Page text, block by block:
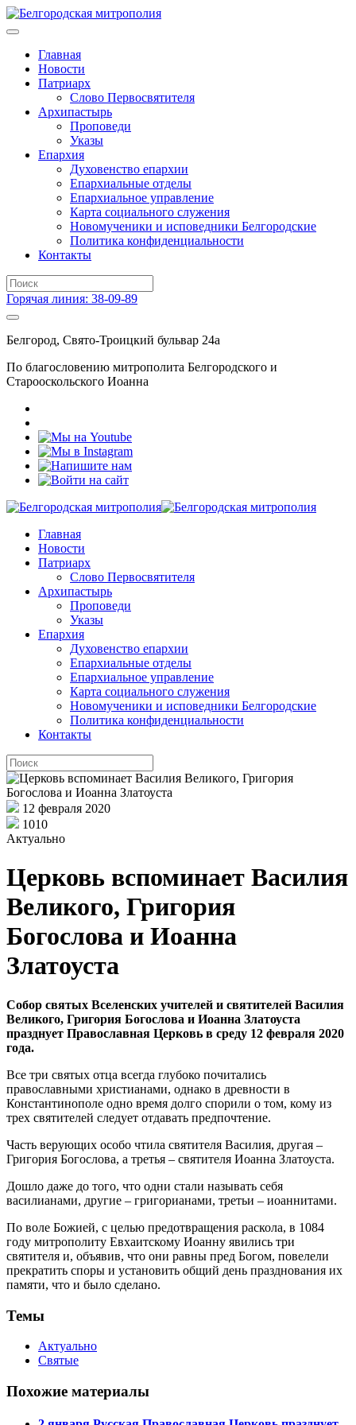
Главная
Новости
Патриарх
Слово Первосвятителя
Архипастырь
Проповеди
Указы
Епархия
Духовенство епархии
Епархиальные отделы
Епархиальное управление
Карта социального служения
Новомученики и исповедники Белгородские
Политика конфиденциальности
Контакты
Горячая линия: 38-09-89
Белгород, Свято-Троицкий бульвар 24а
По благословению митрополита Белгородского и
Старооскольского Иоанна
Главная
Новости
Патриарх
Слово Первосвятителя
Архипастырь
Проповеди
Указы
Епархия
Духовенство епархии
Епархиальные отделы
Епархиальное управление
Карта социального служения
Новомученики и исповедники Белгородские
Политика конфиденциальности
Контакты
12 февраля 2020
1010
Актуально
Церковь вспоминает Василия
Великого, Григория
Богослова и Иоанна
Златоуста
Собор святых Вселенских учителей и святителей Василия
Великого, Григория Богослова и Иоанна Златоуста
празднует Православная Церковь в среду 12 февраля 2020
года.
Все три святых отца всегда глубоко почитались
православными христианами, однако в древности в
Константинополе одно время долго спорили о том, кому из
трех святителей следует отдавать предпочтение.
Часть верующих особо чтила святителя Василия, другая –
Григория Богослова, а третья – святителя Иоанна Златоуста.
Дошло даже до того, что одни стали называть себя
василианами, другие – григорианами, третьи – иоаннитами.
По воле Божией, с целью предотвращения раскола, в 1084
году митрополиту Евхаитскому Иоанну явились три
святителя и, объявив, что они равны пред Богом, повелели
прекратить споры и установить общий день празднования их
памяти, что и было сделано.
Темы
Актуально
Святые
Похожие материалы